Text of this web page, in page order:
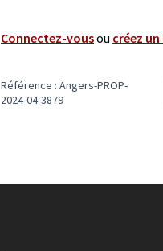
Connectez-vousou créez
Référence : Angers-PROP-
2024-04-3879